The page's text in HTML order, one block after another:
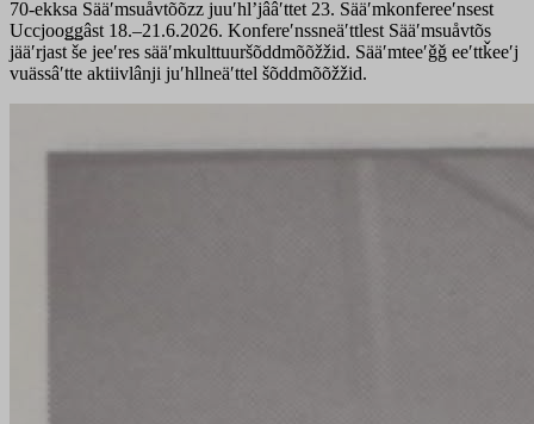
70-ekksa Sääʹmsuåvtõõzz juuʹhlʼjââʹttet 23. Sääʹmkonfereeʹnsest
Uccjooǥǥâst 18.–21.6.2026. Konfereʹnssneäʹttlest Sääʹmsuåvtõs
jääʹrjast še jeeʹres sääʹmkulttuuršõddmõõžžid. Sääʹmteeʹǧǧ eeʹttǩeeʹj
vuässâʹtte aktiivlânji juʹhllneäʹttel šõddmõõžžid.